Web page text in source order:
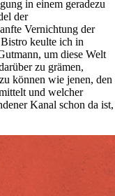
in einem geradezu
der
Vernichtung der
keulte ich in
um diese Welt
zu grämen,
können wie jenen, den
und welcher
Kanal schon da ist,